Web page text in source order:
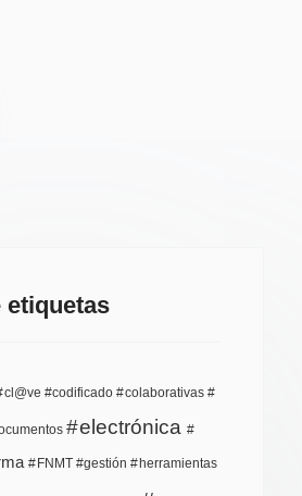
etiquetas
cl@ve codificado colaborativas
electrónica
FNMT gestión herramientas